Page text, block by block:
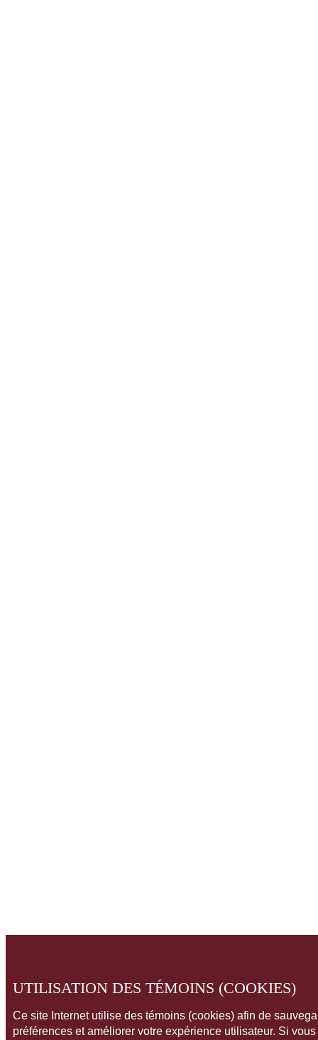
UTILISATION DES TÉMOINS (COOKIES)
Ce site Internet utilise des témoins (cookies) afin de
préférences et améliorer votre expérience utilisateur. Si